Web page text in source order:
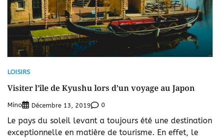
LOISIRS
Visiter l’île de Kyushu lors d’un voyage au Japon
Mino Décembre 13, 2019 0
Le pays du soleil levant a toujours été une destination
exceptionnelle en matière de tourisme. En effet, le